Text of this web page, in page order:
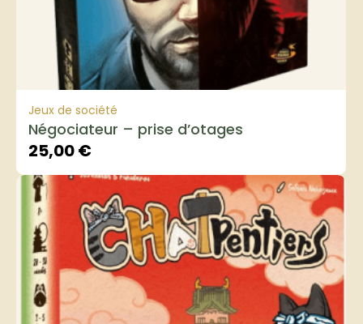
Jeux de société
Négociateur – prise d’otages
25,00€